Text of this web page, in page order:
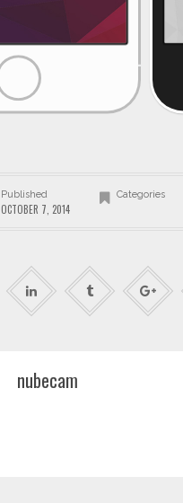
Published
OCTOBER 7, 2014
Categories
nubecam